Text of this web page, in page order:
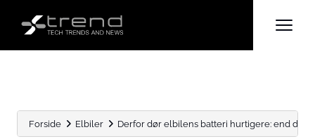
Forside Elbiler Derfor dør elbilens batteri hurtigere: end du